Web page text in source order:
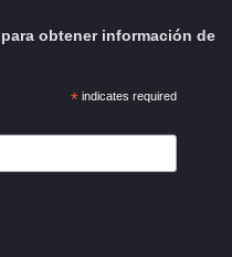
obtener información de
*indicates required